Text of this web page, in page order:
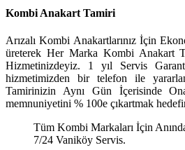
Kombi Anakart Tamiri
Arızalı Kombi Anakartlarınız İçin
üreterek Her Marka Kombi Anakart
Hizmetinizdeyiz. 1 yıl Servis
hizmetimizden bir telefon ile
Tamirinizin Aynı Gün İçerisinde
memnuniyetini % 100e çıkartmak
Tüm Kombi Markaları İçin
7/24 Vaniköy Servis.